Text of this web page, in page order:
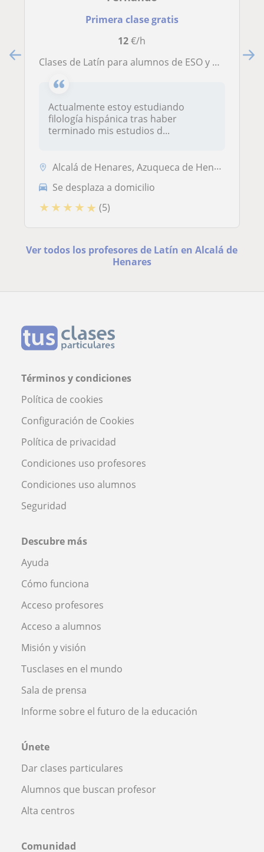
Primera clase gratis
12€/h
Clases de Latín para alumnos de ESO y Bachillerato
Actualmente estoy estudiando
filología hispánica tras haber
terminado mis estudios d...
Alcalá de Henares, Azuqueca de Henares, Meco
Se desplaza a domicilio
★ ★ ★ ★ ★ (5)
Ver todos los profesores de Latín en Alcalá de
Henares
Términos y condiciones
Política de cookies
Configuración de Cookies
Política de privacidad
Condiciones uso profesores
Condiciones uso alumnos
Seguridad
Descubre más
Ayuda
Cómo funciona
Acceso profesores
Acceso a alumnos
Misión y visión
Tusclases en el mundo
Sala de prensa
Informe sobre el futuro de la educación
Únete
Dar clases particulares
Alumnos que buscan profesor
Alta centros
Comunidad